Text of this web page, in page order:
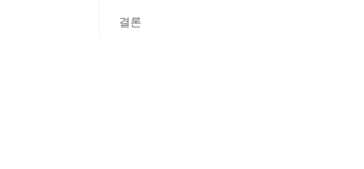
결론